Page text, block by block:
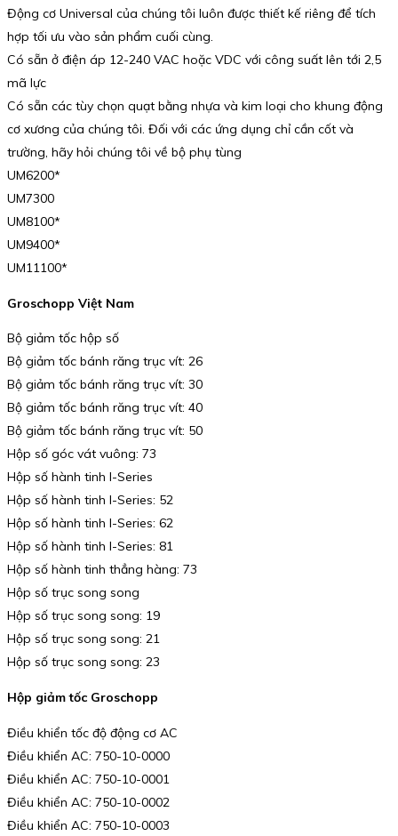
Động cơ Universal của chúng tôi luôn được thiết kế riêng để tích
hợp tối ưu vào sản phẩm cuối cùng.
Có sẵn ở điện áp 12-240 VAC hoặc VDC với công suất lên tới 2,5
mã lực
Có sẵn các tùy chọn quạt bằng nhựa và kim loại cho khung động
cơ xương của chúng tôi. Đối với các ứng dụng chỉ cần cốt và
trường, hãy hỏi chúng tôi về bộ phụ tùng
UM6200*
UM7300
UM8100*
UM9400*
UM11100*
Groschopp Việt Nam
Bộ giảm tốc hộp số
Bộ giảm tốc bánh răng trục vít: 26
Bộ giảm tốc bánh răng trục vít: 30
Bộ giảm tốc bánh răng trục vít: 40
Bộ giảm tốc bánh răng trục vít: 50
Hộp số góc vát vuông: 73
Hộp số hành tinh I-Series
Hộp số hành tinh I-Series: 52
Hộp số hành tinh I-Series: 62
Hộp số hành tinh I-Series: 81
Hộp số hành tinh thẳng hàng: 73
Hộp số trục song song
Hộp số trục song song: 19
Hộp số trục song song: 21
Hộp số trục song song: 23
Hộp giảm tốc Groschopp
Điều khiển tốc độ động cơ AC
Điều khiển AC: 750-10-0000
Điều khiển AC: 750-10-0001
Điều khiển AC: 750-10-0002
Điều khiển AC: 750-10-0003